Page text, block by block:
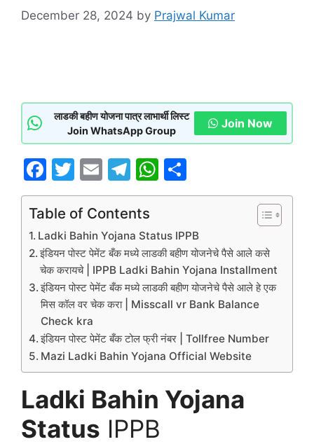
December 28, 2024 by Prajwal Kumar
लाडकी बहीण योजना पात्र लाभार्थी लिस्ट
Join WhatsApp Group
Join Now
F
a
c
e
b
o
o
k
T
w
itt
er
E
m
ai
l
T
el
e
gr
a
m
W
h
s
A
p
p
h
e
Table of Contents
Ladki Bahin Yojana Status IPPB
इंडियन पोस्ट पेमेंट बँक मध्ये लाडकी बहीण योजनेचे पैसे आले कसे
चेक करायचे | IPPB Ladki Bahin Yojana Installment
इंडियन पोस्ट पेमेंट बँक मध्ये लाडकी बहीण योजनेचे पैसे आले हे एक
मिस कॉल वर चेक करा | Misscall vr Bank Balance
Check kra
इंडियन पोस्ट पेमेंट बँक टोल फ्री नंबर | Tollfree Number
Mazi Ladki Bahin Yojana Official Website
Ladki Bahin Yojana
Status IPPB